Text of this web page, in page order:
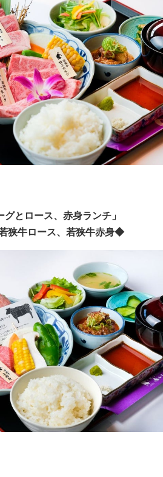
グとロース、赤身ランチ」
狭牛ロース、若狭牛赤身◆